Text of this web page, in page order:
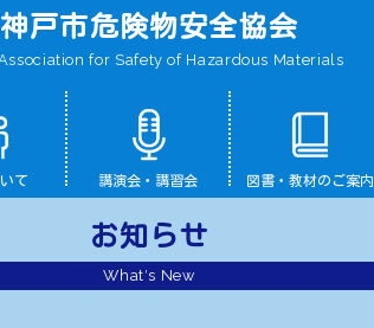
神戸市危険物安全協会
for Safety of Hazardous Materials
て 講演会・講習会 図書・教材のご案内
お知らせ
What′s New